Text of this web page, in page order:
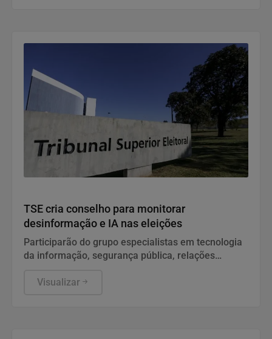
TSE cria conselho para monitorar
desinformação e IA nas eleições
Participarão do grupo especialistas em tecnologia
da informação, segurança pública, relações
não foram escolhidos pelo TSE.
Visualizar